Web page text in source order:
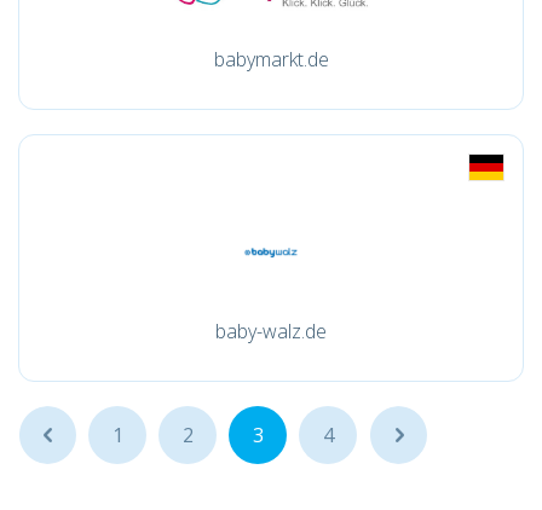
babymarkt.de
baby-walz.de
... 1 2 3 4 ...